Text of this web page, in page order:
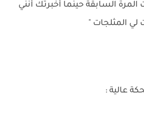
السابقة حينما أخبرتك أنني
لي المثلجات "
عالية :